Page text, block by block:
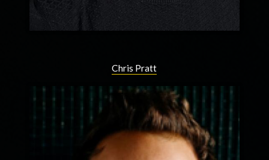
Chris Pratt